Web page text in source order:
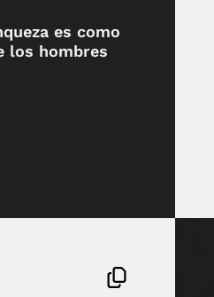
es como
los hombres